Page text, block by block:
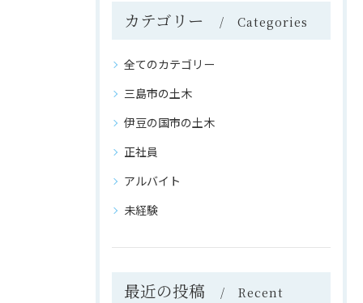
カテゴリー Categories
全てのカテゴリー
三島市の土木
伊豆の国市の土木
正社員
アルバイト
未経験
最近の投稿
Recent